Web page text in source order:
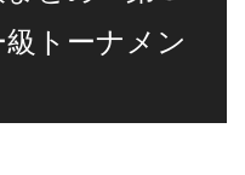
トーナメン